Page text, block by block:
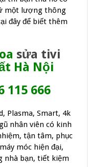
một lượng thông
đây để biết thêm
sửa tivi
Hà Nội
115 666
Plasma, Smart, 4k
nhân viên có kinh
tận tâm, phục
móc hiện đại,
nhà bạn, tiết kiệm